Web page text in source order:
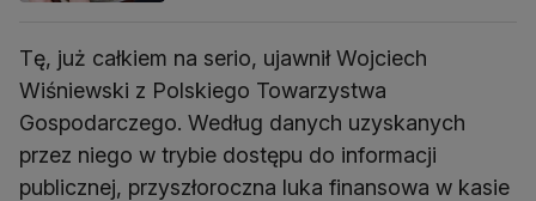
Tę, już całkiem na serio, ujawnił Wojciech
Wiśniewski z Polskiego Towarzystwa
Gospodarczego. Według danych uzyskanych
przez niego w trybie dostępu do informacji
publicznej, przyszłoroczna luka finansowa w kasie